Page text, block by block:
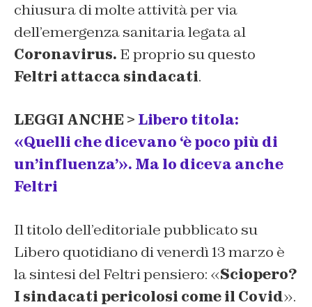
chiusura di molte attività per via
dell’emergenza sanitaria legata al
Coronavirus. E proprio su questo
Feltri attacca sindacati.
LEGGI ANCHE > Libero titola:
«Quelli che dicevano ‘è poco più di
un’influenza’». Ma lo diceva anche
Feltri
Il titolo dell’editoriale pubblicato su
Libero quotidiano di venerdì 13 marzo è
la sintesi del Feltri pensiero: «Sciopero?
I sindacati pericolosi come il Covid».